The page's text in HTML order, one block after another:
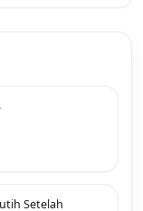
Setelah